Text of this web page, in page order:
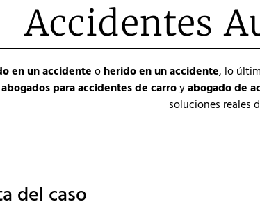
Accidentes
en un accidente o herido en un accidente, lo
abogados para accidentes de carroyabogado de
soluciones reales
del caso